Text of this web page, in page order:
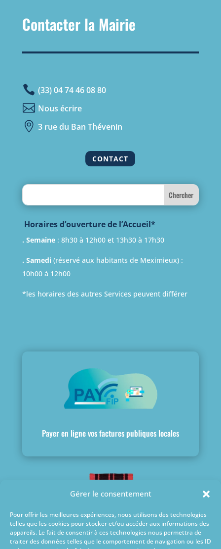
Gérer le consentement
Pour offrir les meilleures expériences, nous utilisons des technologies
telles que les cookies pour stocker et/ou accéder aux informations des
appareils. Le fait de consentir à ces technologies nous permettra de
traiter des données telles que le comportement de navigation ou les ID
Contacter la Mairie
 (33) 04 74 46 08 80
 Nous écrire
 3 rue du Ban Thévenin
CONTACT
Search
Horaires d’ouverture de l’Accueil*
. Semaine: 8h30 à 12h00 et 13h30 à 17h30
. Samedi(réservé aux habitants de Meximieux) :
10h00 à 12h00
*les horaires des autres Services peuvent différer
Payer en ligne vos factures publiques locales